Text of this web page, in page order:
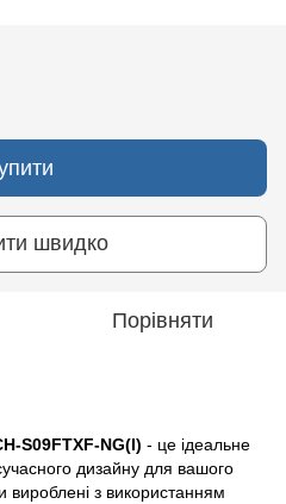
швидко
Порівняти
S09FTXF-NG(I) - це ідеальне
дизайну для вашого
вироблені з використанням